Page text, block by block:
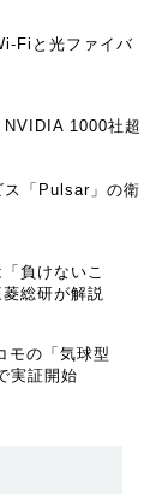
Fiと光ファイバ
1000社超
ス「Pulsar」の衛
負けないこ
総研が解説
の「気球型
実証開始